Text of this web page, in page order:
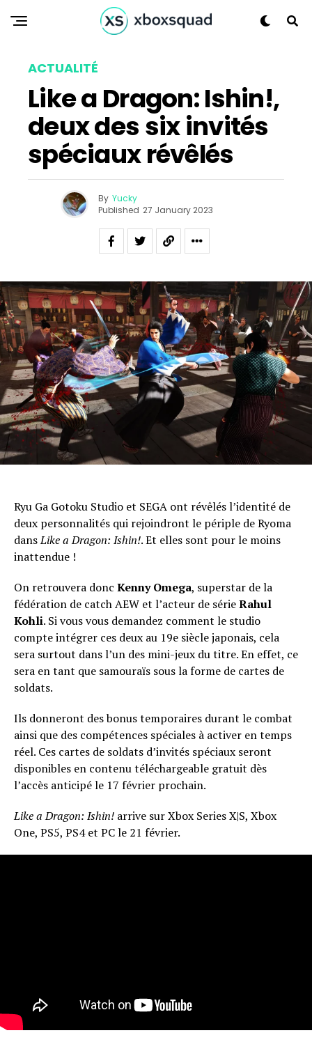
ACTUALITÉ
Like a Dragon: Ishin!,
deux des six invités
spéciaux révêlés
By Yucky
Published 27 January 2023
Ryu Ga Gotoku Studio et SEGA ont révêlés l’identité de
deux personnalités qui rejoindront le périple de Ryoma
dansLike a Dragon: Ishin!. Et elles sont pour le moins
inattendue !
On retrouvera donc Kenny Omega, superstar de la
fédération de catch AEW et l’acteur de sérieRahul
Kohli. Si vous vous demandez comment le studio
compte intégrer ces deux au 19e siècle japonais, cela
sera surtout dans l’un des mini-jeux du titre. En effet, ce
sera en tant que samouraïs sous la forme de cartes de
soldats.
Ils donneront des bonus temporaires durant le combat
ainsi que des compétences spéciales à activer en temps
réel. Ces cartes de soldats d’invités spéciaux seront
disponibles en contenu téléchargeable gratuit dès
l’accès anticipé le 17 février prochain.
Like a Dragon: Ishin! arrive sur Xbox Series X|S, Xbox
One, PS5, PS4 et PC le 21 février.